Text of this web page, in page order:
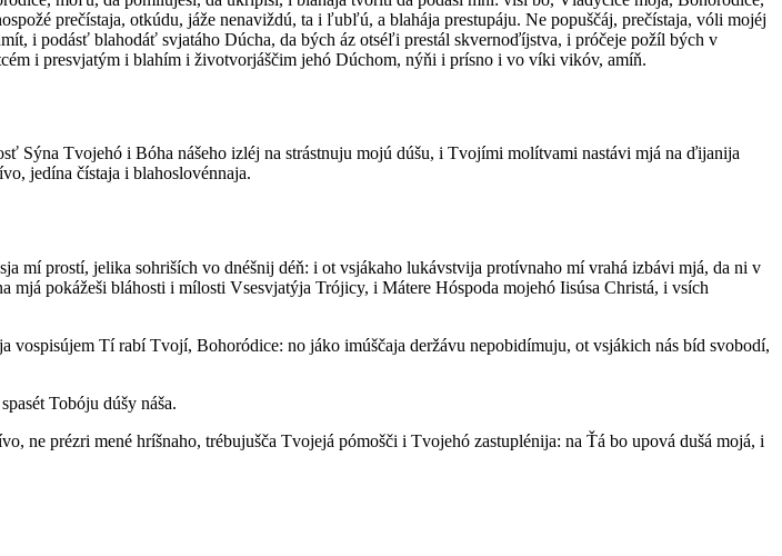
prečístaja, otkúdu, jáže nenaviždú, ta i ľubľú, a blahája prestupáju. Ne popuščáj, prečístaja, vóli mojéj
i podásť blahodáť svjatáho Dúcha, da bých áz otséľi prestál skvernoďíjstva, i próčeje požíl bých v
i presvjatým i blahím i životvorjáščim jehó Dúchom, nýňi i prísno i vo víki vikóv, amíň.
Sýna Tvojehó i Bóha nášeho izléj na strástnuju mojú dúšu, i Tvojími molítvami nastávi mjá na ďijanija
jedína čístaja i blahoslovénnaja.
mí prostí, jelika sohriších vo dnéšnij déň: i ot vsjákaho lukávstvija protívnaho mí vrahá izbávi mjá, da ni v
pokážeši bláhosti i mílosti Vsesvjatýja Trójicy, i Mátere Hóspoda mojehó Iisúsa Christá, i vsích
Tí rabí Tvojí, Bohoródice: no jáko imúščaja deržávu nepobidímuju, ot vsjákich nás bíd svobodí,
Tobóju dúšy náša.
prézri mené hríšnaho, trébujušča Tvojejá pómošči i Tvojehó zastuplénija: na Ťá bo upová dušá mojá, i